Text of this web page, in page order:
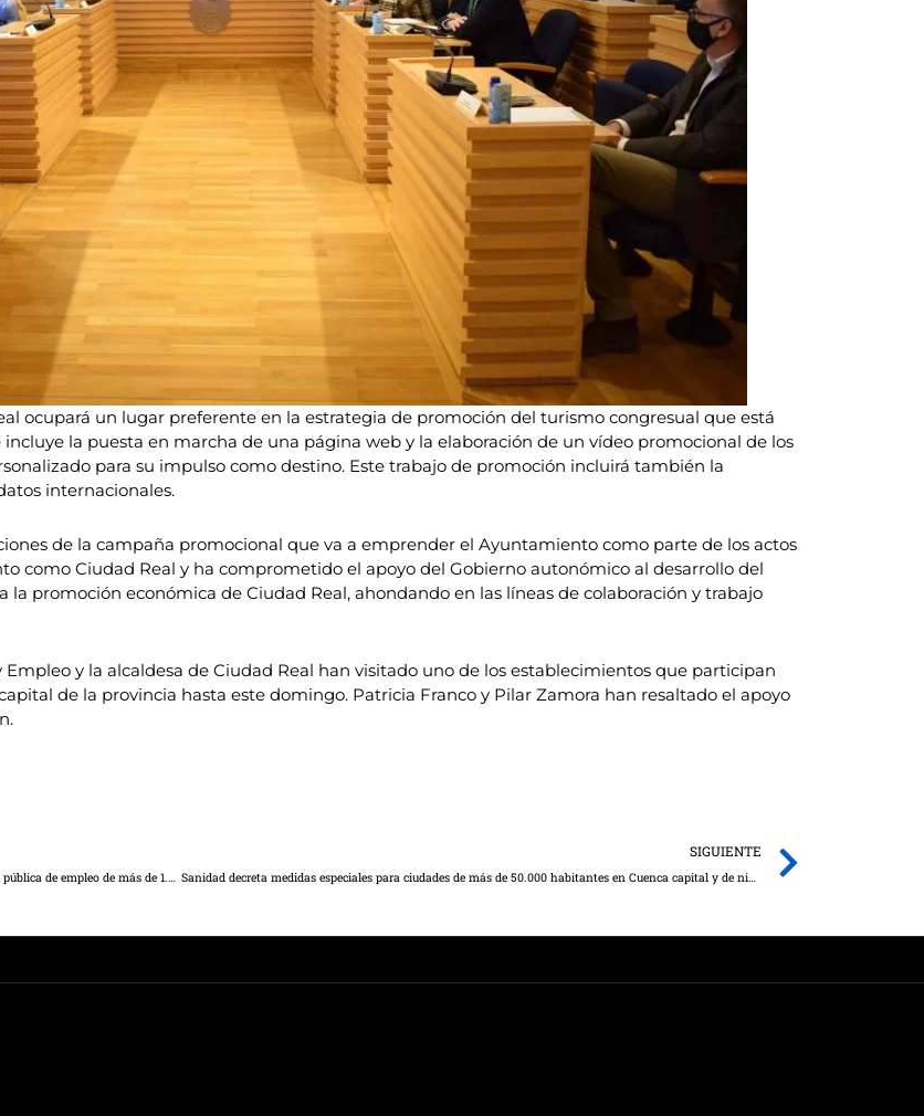
ocupará un lugar preferente en la estrategia de promoción del turismo congresual que está
la puesta en marcha de una página web y la elaboración de un vídeo promocional de los
para su impulso como destino. Este trabajo de promoción incluirá también la
internacionales.
de la campaña promocional que va a emprender el Ayuntamiento como parte de los actos
como Ciudad Real y ha comprometido el apoyo del Gobierno autonómico al desarrollo del
la promoción económica de Ciudad Real, ahondando en las líneas de colaboración y trabajo
Empleo y la alcaldesa de Ciudad Real han visitado uno de los establecimientos que participan
de la provincia hasta este domingo. Patricia Franco y Pilar Zamora han resaltado el apoyo
El Gobierno regional presenta a la Mesa Sectorial de Educación una oferta pública de empleo de más de 1.200 plazas para Enseñanzas Medias
SIGUIENTE
Sanidad decreta medidas especiales para ciudades de más de 50.000 habitantes en Cuenca capital y de nivel 2 en Honrubia